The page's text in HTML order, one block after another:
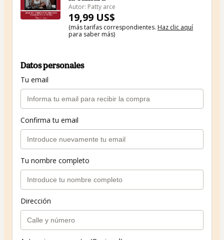
Autor: Patty arce
19,99 US$
(más tarifas correspondientes. Haz clic aquí
para saber más)
Datos personales
Tu email
Confirma tu email
Tu nombre completo
Dirección